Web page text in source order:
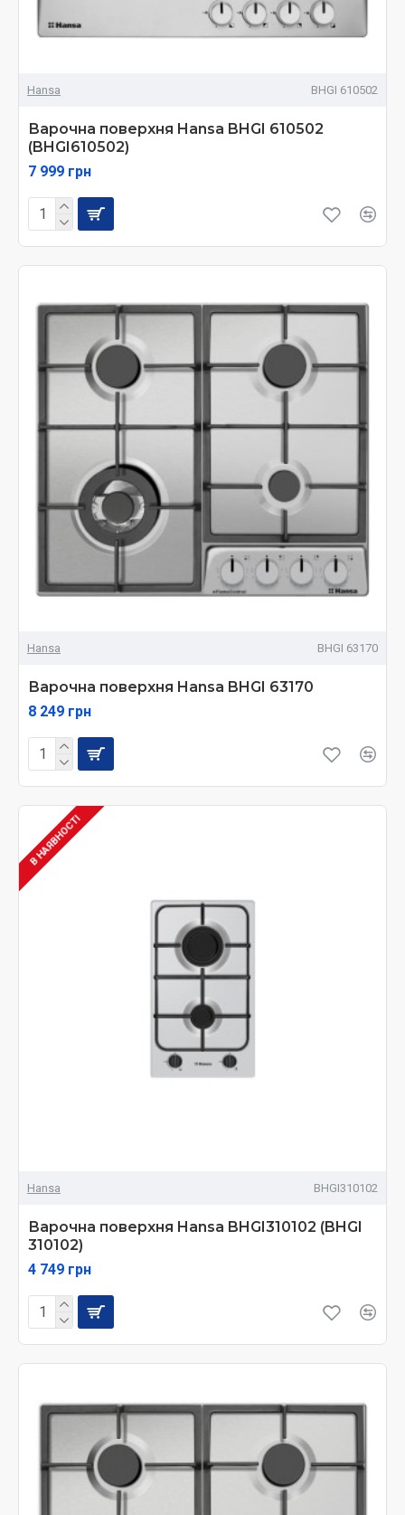
Hansa BHGI 610502
Варочна поверхня Hansa BHGI 610502
(BHGI610502)
7 999 грн
Hansa BHGI 63170
Варочна поверхня Hansa BHGI 63170
8 249 грн
В НАЯВНОСТІ
Hansa BHGI310102
Варочна поверхня Hansa BHGI310102 (BHGI
310102)
4 749 грн